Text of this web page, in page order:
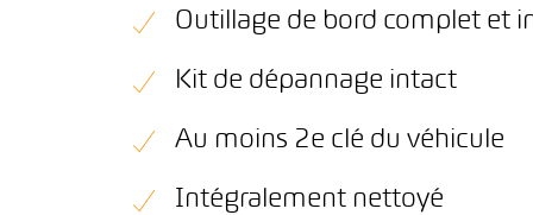
Outillage de bord complet et
Kit de dépannage intact
Au moins 2e clé du véhicule
Intégralement nettoyé